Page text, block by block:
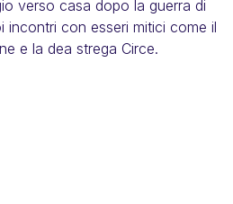
verso casa dopo la guerra di
incontri con esseri mitici come il
e la dea strega Circe.